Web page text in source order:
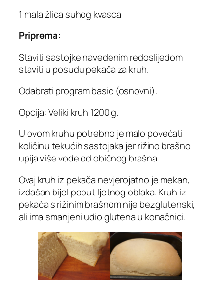
1 mala žlica suhog kvasca
Priprema:
Staviti sastojke navedenim redoslijedom
staviti u posudu pekača za kruh.
Odabrati program basic (osnovni).
Opcija: Veliki kruh 1200 g.
U ovom kruhu potrebno je malo povećati
količinu tekućih sastojaka jer rižino brašno
upija više vode od običnog brašna.
Ovaj kruh iz pekača nevjerojatno je mekan,
izdašan bijel poput ljetnog oblaka. Kruh iz
pekača s rižinim brašnom nije bezglutenski,
ali ima smanjeni udio glutena u konačnici.